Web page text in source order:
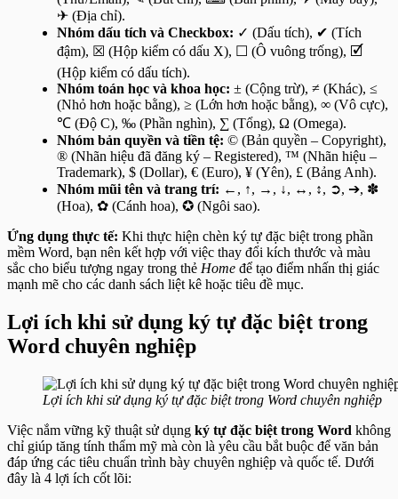
✈ (Địa chỉ).
Nhóm dấu tích và Checkbox: ✓ (Dấu tích), ✔ (Tích
đậm), ☒ (Hộp kiểm có dấu X), ☐ (Ô vuông trống), 🗹
(Hộp kiểm có dấu tích).
Nhóm toán học và khoa học: ± (Cộng trừ), ≠ (Khác), ≤
(Nhỏ hơn hoặc bằng), ≥ (Lớn hơn hoặc bằng), ∞ (Vô cực),
℃ (Độ C), ‰ (Phần nghìn), ∑ (Tổng), Ω (Omega).
Nhóm bản quyền và tiền tệ: © (Bản quyền – Copyright),
® (Nhãn hiệu đã đăng ký – Registered), ™ (Nhãn hiệu –
Trademark), $ (Dollar), € (Euro), ¥ (Yên), £ (Bảng Anh).
Nhóm mũi tên và trang trí: ←, ↑, →, ↓, ↔, ↕, ➲, ➔, ✽
(Hoa), ✿ (Cánh hoa), ✪ (Ngôi sao).
Ứng dụng thực tế: Khi thực hiện chèn ký tự đặc biệt trong phần
mềm Word, bạn nên kết hợp với việc thay đổi kích thước và màu
sắc cho biểu tượng ngay trong thẻ Home để tạo điểm nhấn thị giác
mạnh mẽ cho các danh sách liệt kê hoặc tiêu đề mục.
Lợi ích khi sử dụng ký tự đặc biệt trong
Word chuyên nghiệp
Lợi ích khi sử dụng ký tự đặc biệt trong Word chuyên nghiệp
Việc nắm vững kỹ thuật sử dụng ký tự đặc biệt trong Word không
chỉ giúp tăng tính thẩm mỹ mà còn là yêu cầu bắt buộc để văn bản
đáp ứng các tiêu chuẩn trình bày chuyên nghiệp và quốc tế. Dưới
đây là 4 lợi ích cốt lõi: